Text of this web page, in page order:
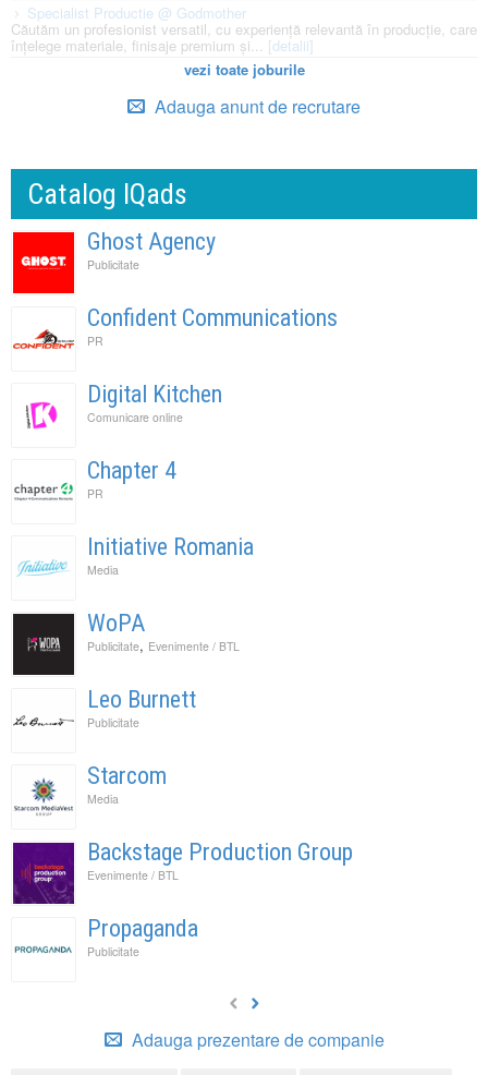
Specialist Productie @ Godmother
Căutăm un profesionist versatil, cu experiență relevantă în producție, care
înțelege materiale, finisaje premium și... [detalii]
vezi toate joburile
Adauga anunt de recrutare
Catalog IQads
Ghost Agency
Publicitate
Confident Communications
PR
Digital Kitchen
Comunicare online
Chapter 4
PR
Initiative Romania
Media
WoPA
Publicitate, Evenimente / BTL
Leo Burnett
Publicitate
Starcom
Media
Backstage Production Group
Evenimente / BTL
Propaganda
Publicitate
Adauga prezentare de companie